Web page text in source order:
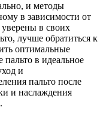
и методы
в зависимости от
в своих
лучше обратиться к
оптимальные
в идеальное
и
пальто после
и наслаждения